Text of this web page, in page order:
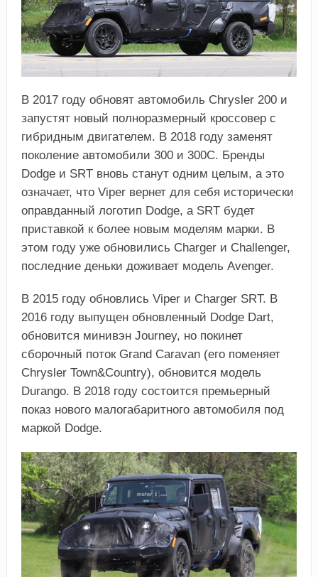
В 2017 году обновят автомобиль Chrysler 200 и
запустят новый полноразмерный кроссовер с
гибридным двигателем. В 2018 году заменят
поколение автомобили 300 и 300C. Бренды
Dodge и SRT вновь станут одним целым, а это
означает, что Viper вернет для себя исторически
оправданный логотип Dodge, а SRT будет
приставкой к более новым моделям марки. В
этом году уже обновились Charger и Challenger,
последние деньки доживает модель Avenger.
В 2015 году обновлись Viper и Charger SRT. В
2016 году выпущен обновленный Dodge Dart,
обновится минивэн Journey, но покинет
сборочный поток Grand Caravan (его поменяет
Chrysler Town&Country), обновится модель
Durango. В 2018 году состоится премьерный
показ нового малогабаритного автомобиля под
маркой Dodge.